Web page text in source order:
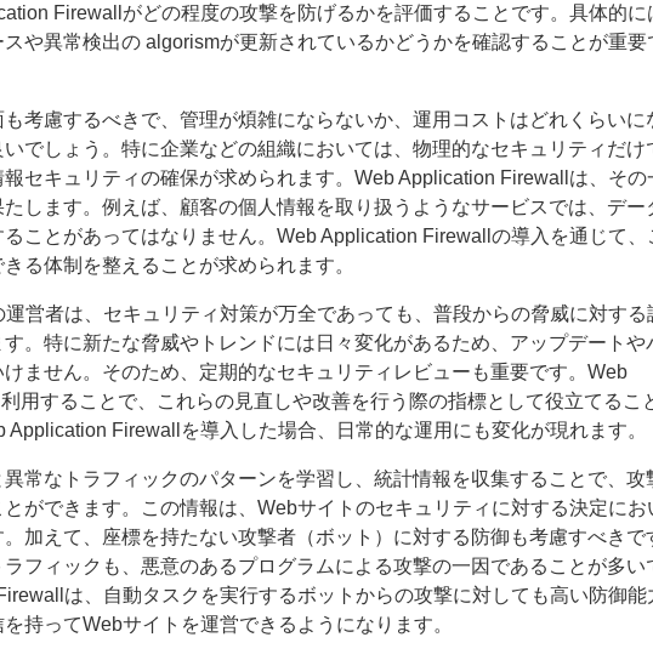
Firewallがどの程度の攻撃を防げるかを評価することです。具体的に
や異常検出の algorismが更新されているかどうかを確認することが重要
考慮するべきで、管理が煩雑にならないか、運用コストはどれくらいに
でしょう。特に企業などの組織においては、物理的なセキュリティだけ
報セキュリティの確保が求められます。Web Application Firewallは、その
します。例えば、顧客の個人情報を取り扱うようなサービスでは、デー
ことがあってはなりません。Web Application Firewallの導入を通じて、
る体制を整えることが求められます。
営者は、セキュリティ対策が万全であっても、普段からの脅威に対する
。特に新たな脅威やトレンドには日々変化があるため、アップデートや
ません。そのため、定期的なセキュリティレビューも重要です。Web
用することで、これらの見直しや改善を行う際の指標として役立てるこ
Application Firewallを導入した場合、日常的な運用にも変化が現れます。
常なトラフィックのパターンを学習し、統計情報を収集することで、攻
ができます。この情報は、Webサイトのセキュリティに対する決定にお
加えて、座標を持たない攻撃者（ボット）に対する防御も考慮すべきで
フィックも、悪意のあるプログラムによる攻撃の一因であることが多い
は、自動タスクを実行するボットからの攻撃に対しても高い防御能
持ってWebサイトを運営できるようになります。